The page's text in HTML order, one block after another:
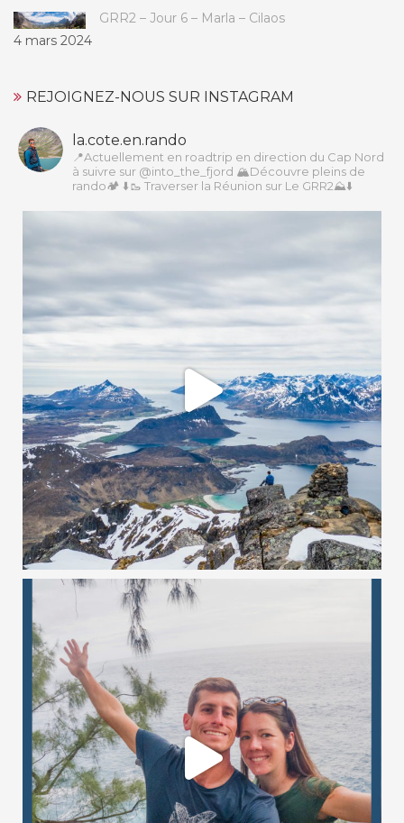
GRR2 – Jour 6 – Marla – Cilaos
4 mars 2024
REJOIGNEZ-NOUS SUR INSTAGRAM
la.cote.en.rando
📍Actuellement en roadtrip en direction du Cap Nord
à suivre sur @into_the_fjord 🏔Découvre pleins de
rando🏕️ ⬇️🥾 Traverser la Réunion sur Le GRR2⛰️⬇️